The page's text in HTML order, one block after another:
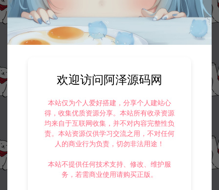
欢迎访问阿泽源码网
本站仅为个人爱好搭建，分享个人建站心
得，收集优质资源分享。本站所有收录资源
均来自于互联网收集，并不对内容完整性负
责。本站资源仅供学习交流之用，不对任何
人的商业行为负责，切勿非法用途！
本站不提供任何技术支持、修改、维护服
务，若需商业使用请购买正版。